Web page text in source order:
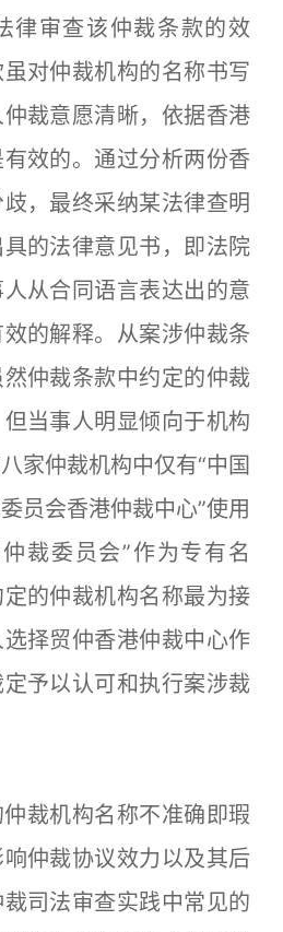
律审查该仲裁条款的效
对仲裁机构的名称书写
裁意愿清晰，依据香港
效的。通过分析两份香
，最终采纳某法律查明
的法律意见书，即法院
从合同语言表达出的意
的解释。从案涉仲裁条
仲裁条款中约定的仲裁
当事人明显倾向于机构
家仲裁机构中仅有“中国
员会香港仲裁中心”使用
裁委员会”作为专有名
的仲裁机构名称最为接
择贸仲香港仲裁中心作
予以认可和执行案涉裁
机构名称不准确即瑕
仲裁协议效力以及其后
司法审查实践中常见的